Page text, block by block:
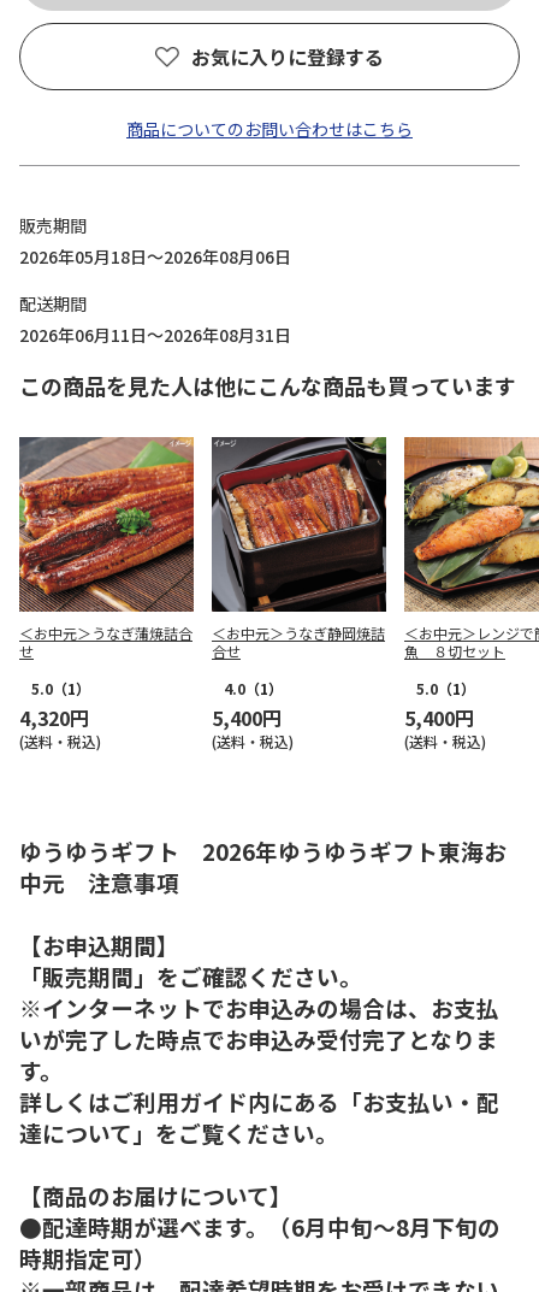
お気に入りに登録する
商品についてのお問い合わせはこちら
販売期間
2026年05月18日～2026年08月06日
配送期間
2026年06月11日～2026年08月31日
この商品を見た人は他にこんな商品も買っています
＜お中元＞うなぎ蒲焼詰合
せ
5.0 （1）
4,320円
(送料・税込)
＜お中元＞うなぎ静岡焼詰
合せ
4.0 （1）
5,400円
(送料・税込)
＜お中元＞レンジで
魚 ８切セット
5.0 （1）
5,400円
(送料・税込)
ゆうゆうギフト 2026年ゆうゆうギフト東海お
中元 注意事項
【お申込期間】
「販売期間」をご確認ください。
※インターネットでお申込みの場合は、お支払
いが完了した時点でお申込み受付完了となりま
す。
詳しくはご利用ガイド内にある「お支払い・配
達について」をご覧ください。
【商品のお届けについて】
●配達時期が選べます。（6月中旬～8月下旬の
時期指定可）